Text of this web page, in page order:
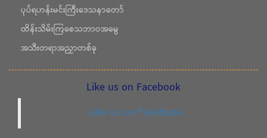
ပုပ်ရဟန်းမင်းကြီးဒေသနာတော်
ထိန်းသိမ်းကြစေသဘာဝအမွေ
အသီးတရာအညှာတစ်ခု
Like us on Facebook
Like us on Facebook